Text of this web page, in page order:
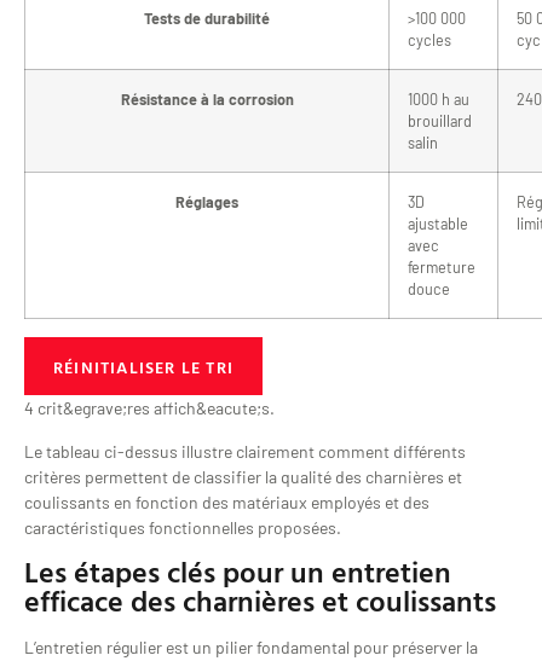
Tests de durabilité
>100 000
cycles
50
Résistance à la corrosion
1000 h au
brouillard
salin
Réglages
3D
ajustable
avec
fermeture
douce
RÉINITIALISER LE TRI
4 crit&egrave;res affich&eacute;s.
Le tableau ci-dessus illustre clairement comment différents
critères permettent de classifier la qualité des charnières et
coulissants en fonction des matériaux employés et des
caractéristiques fonctionnelles proposées.
Les étapes clés pour un entretien
efficace des charnières et coulissants
L’entretien régulier est un pilier fondamental pour préserver la